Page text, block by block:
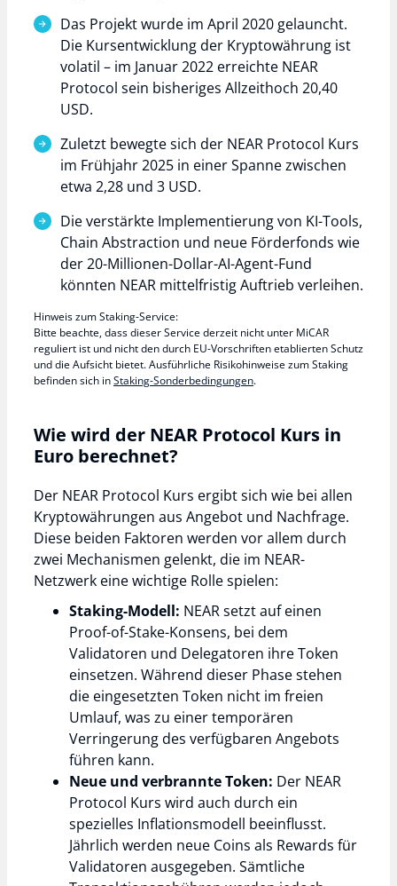
Das Projekt wurde im April 2020 gelauncht.
Die Kursentwicklung der Kryptowährung ist
volatil – im Januar 2022 erreichte NEAR
Protocol sein bisheriges Allzeithoch 20,40
USD.
Zuletzt bewegte sich der NEAR Protocol Kurs
im Frühjahr 2025 in einer Spanne zwischen
etwa 2,28 und 3 USD.
Die verstärkte Implementierung von KI-Tools,
Chain Abstraction und neue Förderfonds wie
der 20-Millionen-Dollar-AI-Agent-Fund
könnten NEAR mittelfristig Auftrieb verleihen.
Hinweis zum Staking-Service:
Bitte beachte, dass dieser Service derzeit nicht unter MiCAR
reguliert ist und nicht den durch EU-Vorschriften etablierten Schutz
und die Aufsicht bietet. Ausführliche Risikohinweise zum Staking
befinden sich inStaking-Sonderbedingungen.
Wie wird der NEAR Protocol Kurs in
Euro berechnet?
Der NEAR Protocol Kurs ergibt sich wie bei allen
Kryptowährungen aus Angebot und Nachfrage.
Diese beiden Faktoren werden vor allem durch
zwei Mechanismen gelenkt, die im NEAR-
Netzwerk eine wichtige Rolle spielen:
Staking-Modell: NEAR setzt auf einen
Proof-of-Stake-Konsens, bei dem
Validatoren und Delegatoren ihre Token
einsetzen. Während dieser Phase stehen
die eingesetzten Token nicht im freien
Umlauf, was zu einer temporären
Verringerung des verfügbaren Angebots
führen kann.
Neue und verbrannte Token: Der NEAR
Protocol Kurs wird auch durch ein
spezielles Inflationsmodell beeinflusst.
Jährlich werden neue Coins als Rewards für
Validatoren ausgegeben. Sämtliche